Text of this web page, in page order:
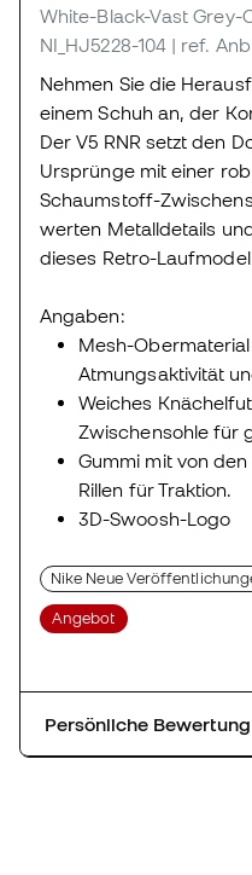
White-Black-Vast Grey-
NI_HJ5228-104 | ref.
Nehmen Sie die
einem Schuh an, der
Der V5 RNR setzt den
Ursprünge mit einer
Schaumstoff-
werten Metalldetails
dieses Retro-
Angaben:
Mesh-
Atmungsaktivität
Weiches
Zwischensohle für
Gummi mit von
Rillen für Traktion.
3D-Swoosh-Logo
Nike Neue
Angebot
Persönliche Bewertung